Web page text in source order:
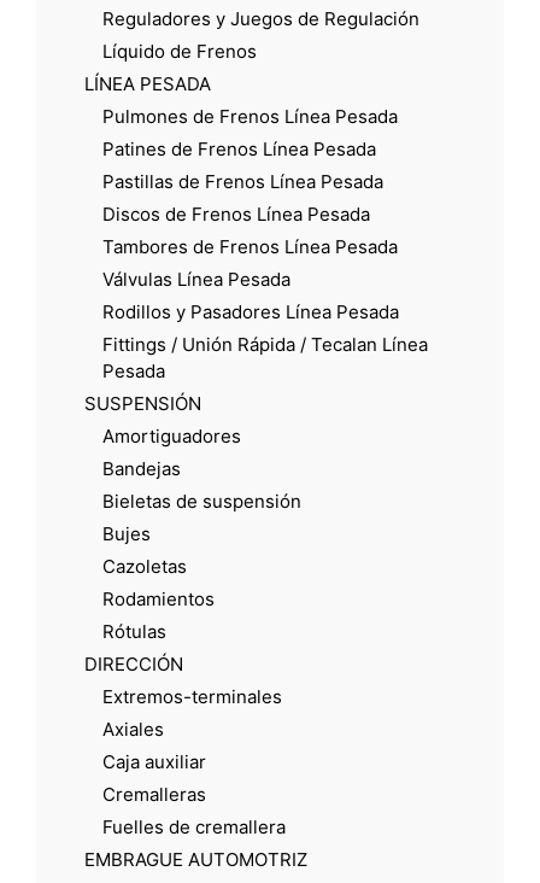
Reguladores y Juegos de Regulación
Líquido de Frenos
LÍNEA PESADA
Pulmones de Frenos Línea Pesada
Patines de Frenos Línea Pesada
Pastillas de Frenos Línea Pesada
Discos de Frenos Línea Pesada
Tambores de Frenos Línea Pesada
Válvulas Línea Pesada
Rodillos y Pasadores Línea Pesada
Fittings / Unión Rápida / Tecalan Línea
Pesada
SUSPENSIÓN
Amortiguadores
Bandejas
Bieletas de suspensión
Bujes
Cazoletas
Rodamientos
Rótulas
DIRECCIÓN
Extremos-terminales
Axiales
Caja auxiliar
Cremalleras
Fuelles de cremallera
EMBRAGUE AUTOMOTRIZ